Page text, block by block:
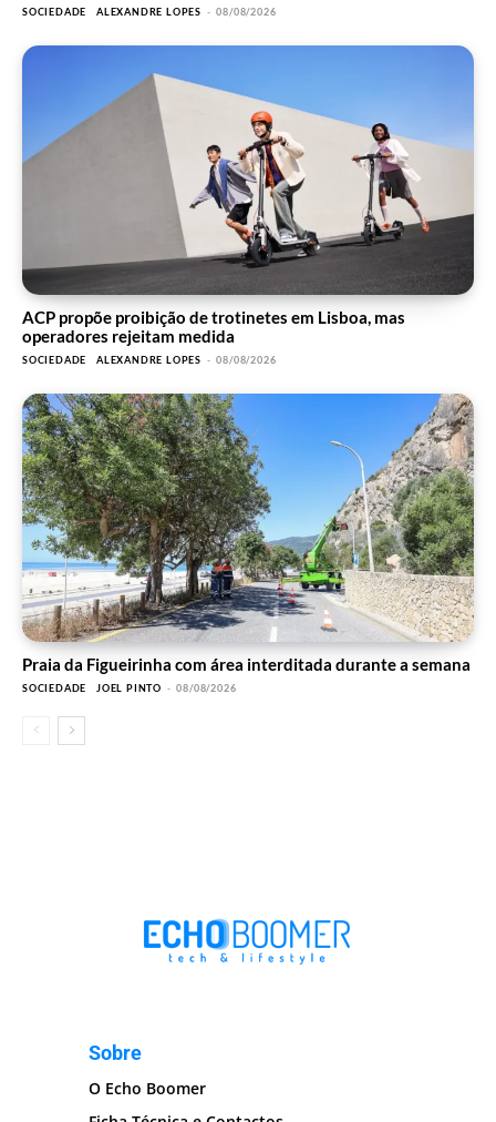
SOCIEDADE ALEXANDRE LOPES - 08/08/2026
ACP propõe proibição de trotinetes em Lisboa, mas
operadores rejeitam medida
SOCIEDADE ALEXANDRE LOPES - 08/08/2026
Praia da Figueirinha com área interditada durante a semana
SOCIEDADE JOEL PINTO - 08/08/2026
Sobre
O Echo Boomer